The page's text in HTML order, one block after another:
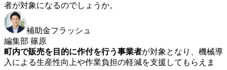
者が対象になるのでしょうか。
補助金フラッシュ
編集部 篠原
町内で販売を目的に作付を行う事業者が対象となり、機械導
入による生産性向上や作業負担の軽減を支援してもらえま